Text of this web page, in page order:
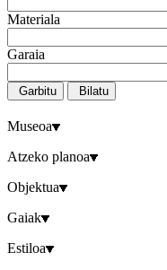
Materiala
Garaia
Garbitu Bilatu
Museoa
Atzeko planoa
Objektua
Gaiak
Estiloa